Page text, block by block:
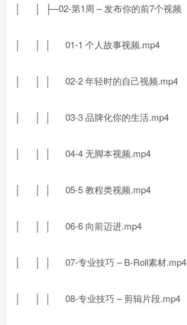
│ │ ├─02-第1周 – 发布你的前7个视频
│ │ │ 01-1 个人故事视频.mp4
│ │ │ 02-2 年轻时的自己视频.mp4
│ │ │ 03-3 品牌化你的生活.mp4
│ │ │ 04-4 无脚本视频.mp4
│ │ │ 05-5 教程类视频.mp4
│ │ │ 06-6 向前迈进.mp4
│ │ │ 07-专业技巧 – B-Roll素材.mp4
│ │ │ 08-专业技巧 – 剪辑片段.mp4